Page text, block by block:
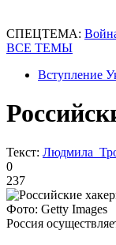
СПЕЦТЕМА:
ВСЕ ТЕМЫ
Вступление
Текст: Людмила
0
237
Фото: Getty Images
Россия